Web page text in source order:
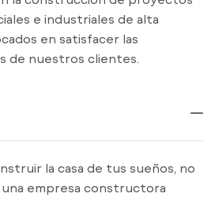
e industriales de alta
en satisfacer las
de nuestros clientes.
la casa de tus sueños, no
una empresa constructora